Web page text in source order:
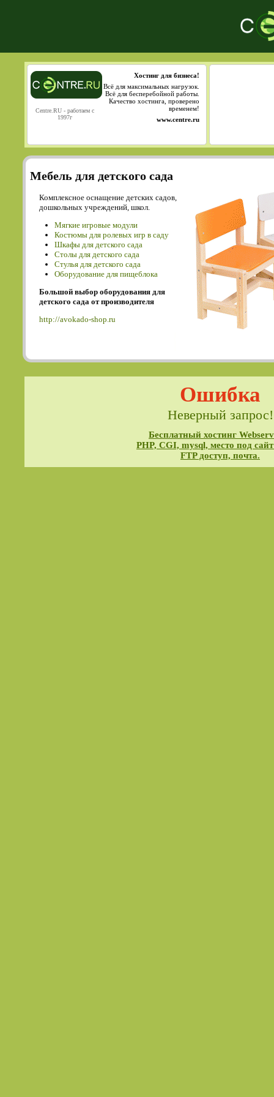
Centre.RU - работаем с
1997г
Хостинг для бизнеса!
Всё для максимальных нагрузок.
Всё для бесперебойной работы.
Качество хостинга, проверено
временем!
www.centre.ru
Мебель для детского сада
Комплексное оснащение детских садов,
дошкольных учреждений, школ.
Мягкие игровые модули
Костюмы для ролевых игр в саду
Шкафы для детского сада
Столы для детского сада
Cтулья для детского сада
Оборудование для пищеблока
Большой выбор оборудования для
детского сада от производителя
http://avokado-shop.ru
Ошибка
Неверный запрос!
Бесплатный хостинг
PHP, CGI, mysql, место под
FTP доступ, почта.